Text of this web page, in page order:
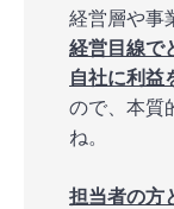
経営層や事
経営目線で
自社に利益
ので、本質
ね。
担当者の方